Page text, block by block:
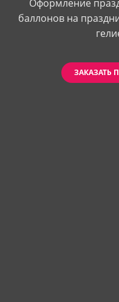
Оформление
баллонов на
ЗАКАЗАТЬ